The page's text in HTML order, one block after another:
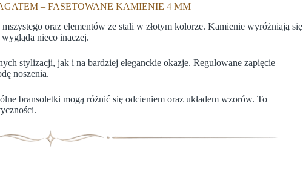
– FASETOWANE KAMIENIE 4 MM
oraz elementów ze stali w złotym kolorze. Kamienie wyróżniają się
nieco inaczej.
stylizacji, jak i na bardziej eleganckie okazje. Regulowane zapięcie
noszenia.
bransoletki mogą różnić się odcieniem oraz układem wzorów. To